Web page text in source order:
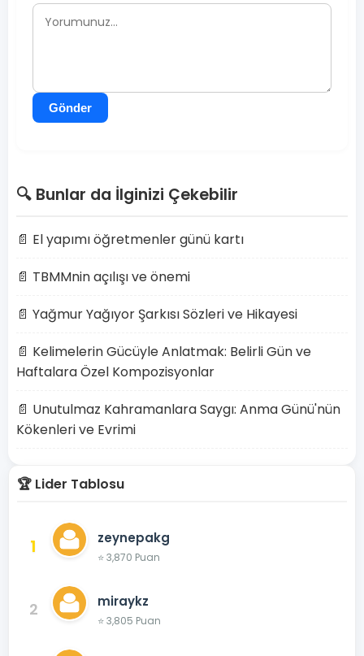
Gönder
🔍 Bunlar da İlginizi Çekebilir
📄 El yapımı öğretmenler günü kartı
📄 TBMMnin açılışı ve önemi
📄 Yağmur Yağıyor Şarkısı Sözleri ve Hikayesi
📄 Kelimelerin Gücüyle Anlatmak: Belirli Gün ve
Haftalara Özel Kompozisyonlar
📄 Unutulmaz Kahramanlara Saygı: Anma Günü'nün
Kökenleri ve Evrimi
🏆 Lider Tablosu
1 zeynepakg
⭐ 3,870 Puan
2 miraykz
⭐ 3,805 Puan